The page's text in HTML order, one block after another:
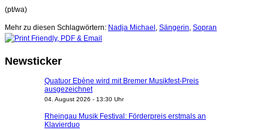
(pt/wa)
Mehr zu diesen Schlagwörtern: Nadja Michael , Sängerin, Sopran
Newsticker
Quatuor Ebène wird mit Bremer Musikfest-Preis
ausgezeichnet
04. August 2026 - 13:30 Uhr
Rheingau Musik Festival: Förderpreis erstmals an
Klavierduo